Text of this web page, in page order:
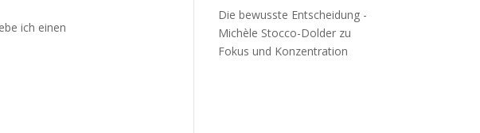
ich einen
Die bewusste Entscheidung -
Michèle Stocco-Dolder zu
Fokus und Konzentration